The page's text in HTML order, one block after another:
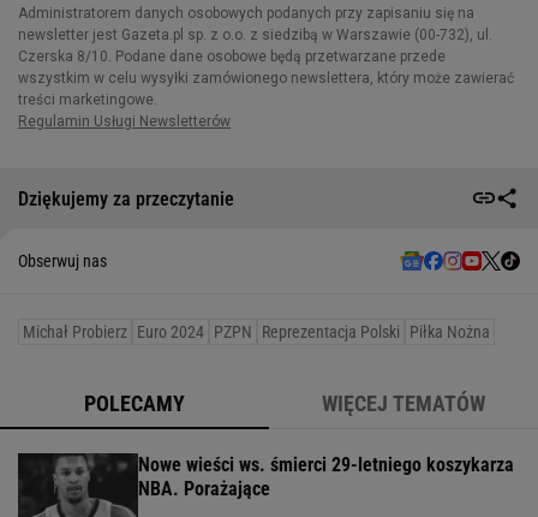
Dziękujemy za przeczytanie
Obserwuj nas
Michał Probierz Euro 2024 PZPN Reprezentacja Polski Piłka Nożna
POLECAMY WIĘCEJ TEMATÓW
Nowe wieści ws. śmierci 29-letniego koszykarza
NBA. Porażające